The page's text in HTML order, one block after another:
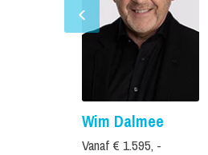
Wim Dalmee
Vanaf € 1.595, -